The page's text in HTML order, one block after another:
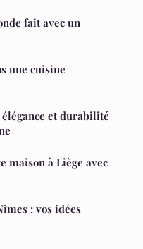
fait avec un
une cuisine
et durabilité
maison à Liège avec
: vos idées